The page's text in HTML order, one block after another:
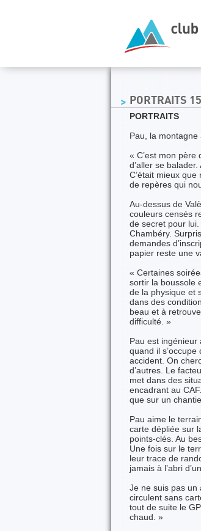
PORTRAITS
PORTRAITS
Pau, la montagne
« C’est mon
d’aller se
C’était mieux
de repères qui
Au-dessus de
couleurs censés
de secret pour
Chambéry.
demandes
papier reste une
« Certaines
sortir la boussole
de la physique et
dans des
beau et à
difficulté. »
Pau est ingénieur
quand il
accident. On
d’autres. Le
met dans des
encadrant au
que sur un
Pau aime le
carte dépliée sur
points-clés. Au
Une fois sur le
leur trace de
jamais à l’abri
Je ne suis pas un
circulent sans
tout de suite le
chaud. »